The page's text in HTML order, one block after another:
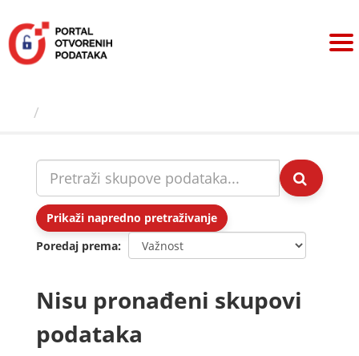
sadržaj
Prikaži napredno pretraživanje
Poredaj prema
Nisu pronađeni skupovi
podataka